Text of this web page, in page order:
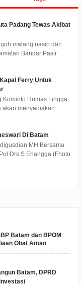
Padang Tewas Akibat
malang nasib dari
Bandar Pasir
Ferry Untuk
Kominfo Humas Lingga,
akan menyediakan
Di Batam
MH Bersama
Drs S Erlangga (Fhoto
Batam dan BPOM
Obat Aman
Batam, DPRD